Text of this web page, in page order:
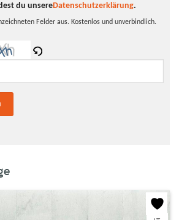
du unsereDatenschutzerklärung.
Felder aus. Kostenlos und unverbindlich.